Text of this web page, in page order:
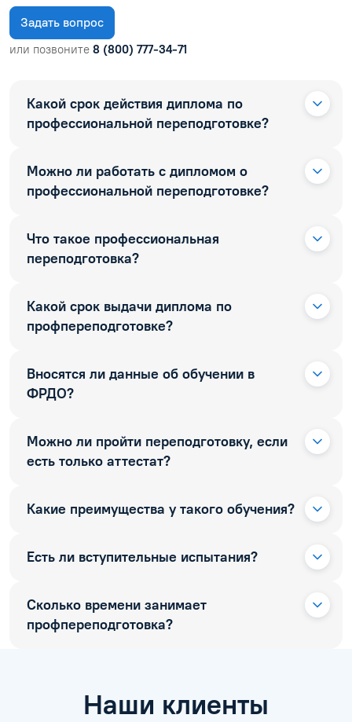
Задать вопрос
или позвоните 8 (800) 777-34-71
Какой срок действия диплома по
профессиональной переподготовке?
Можно ли работать с дипломом о
профессиональной переподготовке?
Что такое профессиональная
переподготовка?
Какой срок выдачи диплома по
профпереподготовке?
Вносятся ли данные об обучении в
ФРДО?
Можно ли пройти переподготовку, если
есть только аттестат?
Какие преимущества у такого обучения?
Есть ли вступительные испытания?
Сколько времени занимает
профпереподготовка?
Наши клиенты